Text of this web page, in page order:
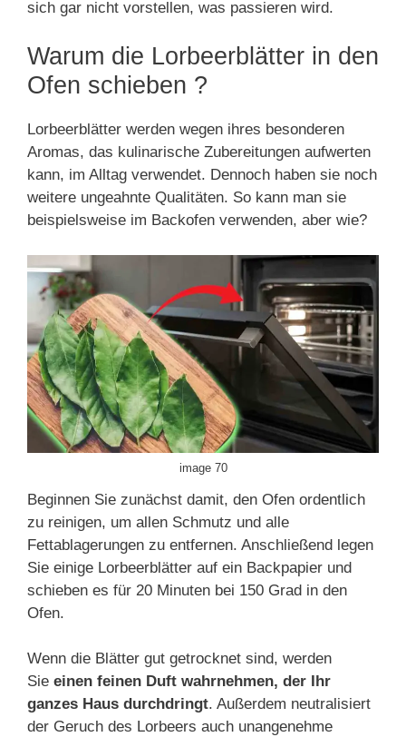
sich gar nicht vorstellen, was passieren wird.
Warum die Lorbeerblätter in den
Ofen schieben ?
Lorbeerblätter werden wegen ihres besonderen
Aromas, das kulinarische Zubereitungen aufwerten
kann, im Alltag verwendet. Dennoch haben sie noch
weitere ungeahnte Qualitäten. So kann man sie
beispielsweise im Backofen verwenden, aber wie?
image 70
Beginnen Sie zunächst damit, den Ofen ordentlich
zu reinigen, um allen Schmutz und alle
Fettablagerungen zu entfernen. Anschließend legen
Sie einige Lorbeerblätter auf ein Backpapier und
schieben es für 20 Minuten bei 150 Grad in den
Ofen.
Wenn die Blätter gut getrocknet sind, werden
Sie einen feinen Duft wahrnehmen, der Ihr
ganzes Haus durchdringt. Außerdem neutralisiert
der Geruch des Lorbeers auch unangenehme